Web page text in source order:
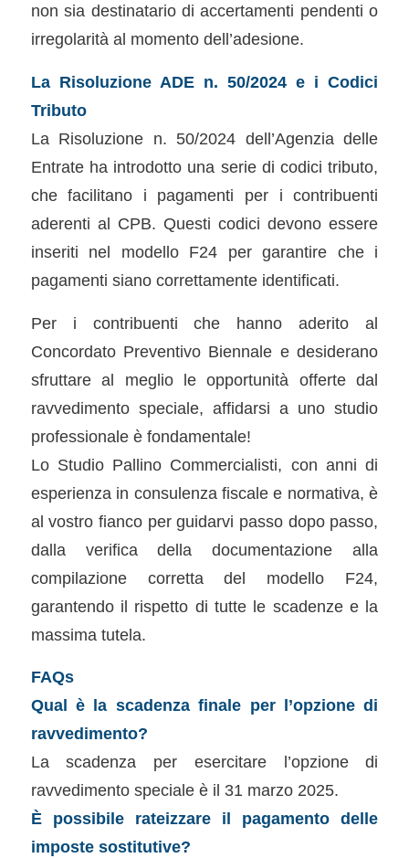
non sia destinatario di accertamenti pendenti o
irregolarità al momento dell’adesione.
La Risoluzione ADE n. 50/2024 e i Codici
Tributo
La Risoluzione n. 50/2024 dell’Agenzia delle
Entrate ha introdotto una serie di codici tributo,
che facilitano i pagamenti per i contribuenti
aderenti al CPB. Questi codici devono essere
inseriti nel modello F24 per garantire che i
pagamenti siano correttamente identificati.
Per i contribuenti che hanno aderito al
Concordato Preventivo Biennale e desiderano
sfruttare al meglio le opportunità offerte dal
ravvedimento speciale, affidarsi a uno studio
professionale è fondamentale!
Lo Studio Pallino Commercialisti, con anni di
esperienza in consulenza fiscale e normativa, è
al vostro fianco per guidarvi passo dopo passo,
dalla verifica della documentazione alla
compilazione corretta del modello F24,
garantendo il rispetto di tutte le scadenze e la
massima tutela.
FAQs
Qual è la scadenza finale per l’opzione di
ravvedimento?
La scadenza per esercitare l’opzione di
ravvedimento speciale è il 31 marzo 2025.
È possibile rateizzare il pagamento delle
imposte sostitutive?